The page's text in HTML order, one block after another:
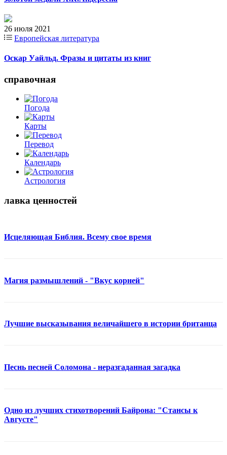
26 июля 2021
Европейская литература
Оскар Уайльд. Фразы и цитаты из книг
справочная
Погода
Карты
Перевод
Календарь
Астрология
лавка ценностей
Исцеляющая Библия. Всему свое время
Магия размышлений - "Вкус корней"
Лучшие высказывания величайшего в истории британца
Песнь песней Соломона - неразгаданная загадка
Одно из лучших стихотворений Байрона: "Стансы к
Августе"